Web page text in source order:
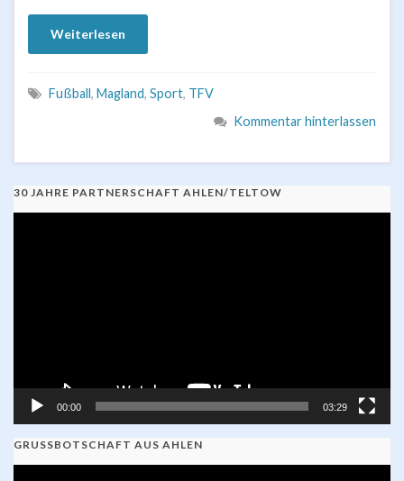
Weiterlesen
Fußball, Magland, Sport, TFV
Kommentar hinterlassen
30 JAHRE PARTNERSCHAFT AHLEN/TELTOW
00:00 03:29
GRUSSBOTSCHAFT AUS AHLEN